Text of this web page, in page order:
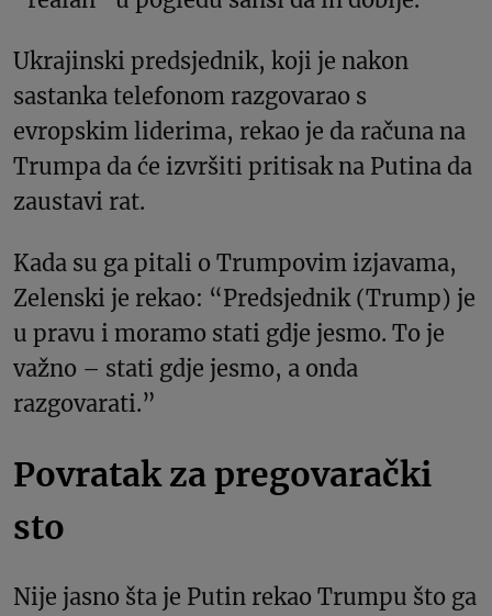
Ukrajinski predsjednik, koji je nakon
sastanka telefonom razgovarao s
evropskim liderima, rekao je da računa na
Trumpa da će izvršiti pritisak na Putina da
zaustavi rat.
Kada su ga pitali o Trumpovim izjavama,
Zelenski je rekao: “Predsjednik (Trump) je
u pravu i moramo stati gdje jesmo. To je
važno – stati gdje jesmo, a onda
razgovarati.”
Povratak za pregovarački
sto
Nije jasno šta je Putin rekao Trumpu što ga